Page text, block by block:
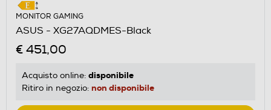
MONITOR GAMING
ASUS - XG27AQDMES-Black
€ 451,00
Acquisto online: disponibile
Ritiro in negozio: non disponibile